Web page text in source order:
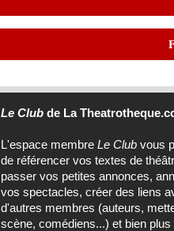
Le Club de La
L'espace membreLe Club vous
de référencer vos textes de
passer vos petites annonces,
vos spectacles, créer des liens
d'autres membres (auteurs,
scène, comédiens...) et bien plus